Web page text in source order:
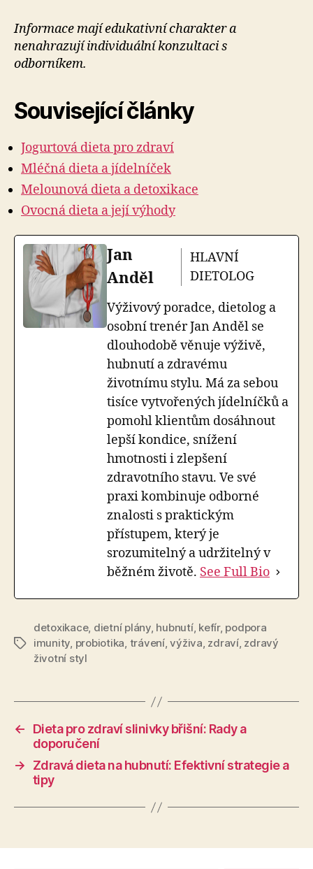
Informace mají edukativní charakter a
nenahrazují individuální konzultaci s
odborníkem.
Související články
Jogurtová dieta pro zdraví
Mléčná dieta a jídelníček
Melounová dieta a detoxikace
Ovocná dieta a její výhody
Jan
Anděl
HLAVNÍ
DIETOLOG
Výživový poradce, dietolog a
osobní trenér Jan Anděl se
dlouhodobě věnuje výživě,
hubnutí a zdravému
životnímu stylu. Má za sebou
tisíce vytvořených jídelníčků a
pomohl klientům dosáhnout
lepší kondice, snížení
hmotnosti i zlepšení
zdravotního stavu. Ve své
praxi kombinuje odborné
znalosti s praktickým
přístupem, který je
srozumitelný a udržitelný v
běžném životě. See Full Bio
Štítky
detoxikace, dietní plány, hubnutí, kefír, podpora
imunity, probiotika, trávení,výživa, zdraví, zdravý
životní styl
←
Dieta pro zdraví slinivky břišní: Rady a
doporučení
→
Zdravá dieta na hubnutí: Efektivní strategie a
tipy